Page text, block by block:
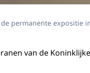
permanente expositie
van de